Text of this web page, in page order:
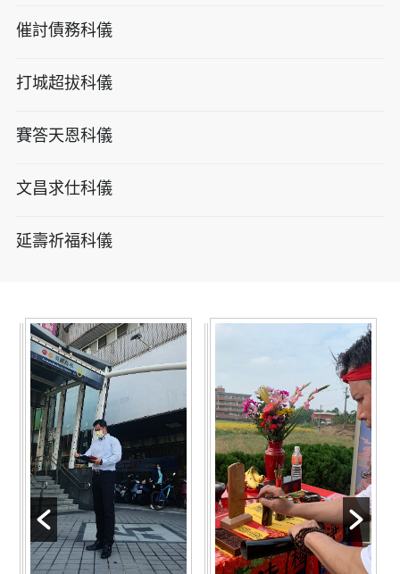
催討債務科儀
打城超拔科儀
賽答天恩科儀
文昌求仕科儀
延壽祈福科儀